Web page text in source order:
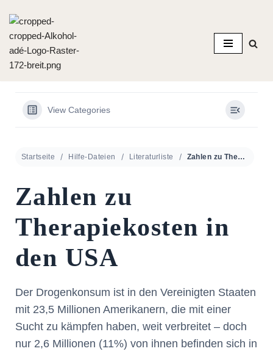
Zum
Inhalt
springen
View Categories
Startseite Hilfe-Dateien Literaturliste Zahlen zu Therapiekosten in den USA
Zahlen zu
Therapiekosten in
den USA
Der Drogenkonsum ist in den Vereinigten Staaten
mit 23,5 Millionen Amerikanern, die mit einer
Sucht zu kämpfen haben, weit verbreitet – doch
nur 2,6 Millionen (11%) von ihnen befinden sich in